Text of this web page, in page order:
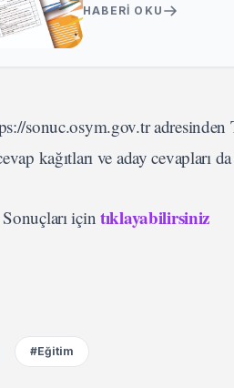
HABERI OKU
sonuc.osym.gov.tr adresinden
kağıtları ve aday cevapları
içintıklayabilirsiniz
#Eğitim